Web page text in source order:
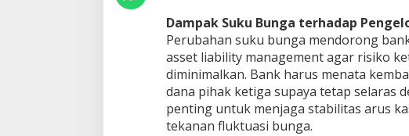
Dampak Suku Bunga terhadap
Perubahan suku bunga mendorong
asset liability management agar risiko
diminimalkan. Bank harus menata
dana pihak ketiga supaya tetap selaras
penting untuk menjaga stabilitas arus
tekanan fluktuasi bunga.